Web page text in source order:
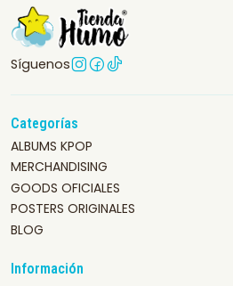
Síguenos
Categorías
ALBUMS KPOP
MERCHANDISING
GOODS OFICIALES
POSTERS ORIGINALES
BLOG
Información